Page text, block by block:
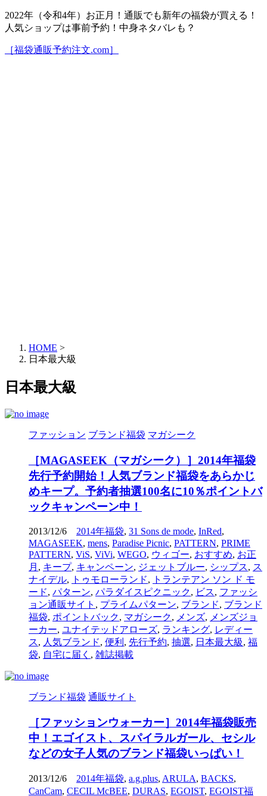
2022年（令和4年）お正月！通販でも新年の福袋が買える！
人気ショップは事前予約！中身ネタバレも？
［福袋通販予約注文.com］
HOME >
日本最大級
日本最大級
ファッション ブランド福袋 マガシーク
［MAGASEEK（マガシーク）］2014年福袋
先行予約開始！人気ブランド福袋をあらかじ
めキープ。予約者抽選100名に10％ポイントバ
ックキャンペーン中！
2013/12/6 2014年福袋, 31 Sons de mode, InRed,
MAGASEEK, mens, Paradise Picnic, PATTERN, PRIME
PATTERN, ViS, ViVi, WEGO, ウィゴー, おすすめ, お正
月 , キープ, キャンペーン, ジェットブルー, シップス, ス
ナイデル, トゥモローランド,
トランテアン ソン ド モ
ード, パターン, パラダイスピクニック, ビス, ファッシ
ョン通販サイト , プライムパターン, ブランド, ブランド
福袋, ポイントバック, マガシーク, メンズ, メンズジョ
ーカー, ユナイテッドアローズ, ランキング, レディー
ス, 人気ブランド, 便利 , 先行予約, 抽選, 日本最大級, 福
袋, 自宅に届く , 雑誌掲載
ブランド福袋 通販サイト
［ファッションウォーカー］2014年福袋販売
中！エゴイスト、スパイラルガール、セシル
などの女子人気のブランド福袋いっぱい！
2013/12/6 2014年福袋, a.g.plus, ARULA, BACKS,
CanCam, CECIL McBEE, DURAS, EGOIST, EGOIST福